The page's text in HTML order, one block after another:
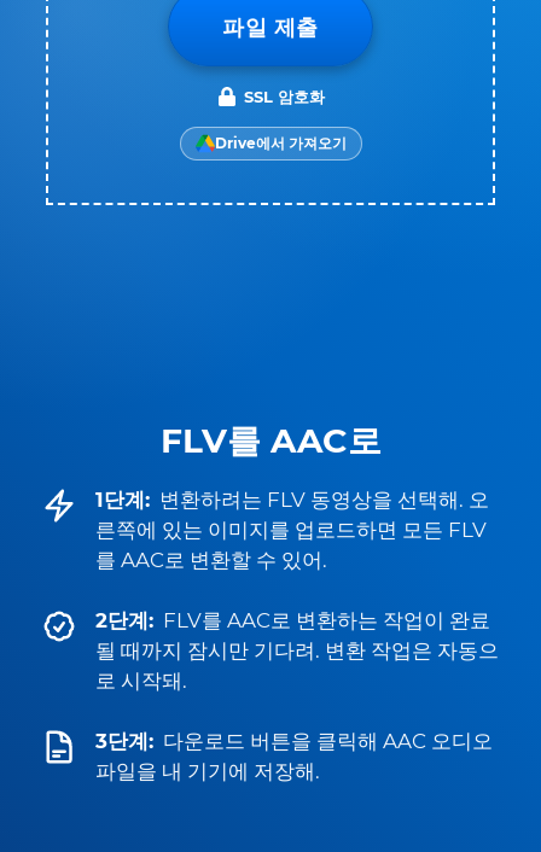
FLV를 AAC로
1단계: 변환하려는 FLV 동영상을 선택해. 오
른쪽에 있는 이미지를 업로드하면 모든 FLV
를 AAC로 변환할 수 있어.
2단계: FLV를 AAC로 변환하는 작업이 완료
될 때까지 잠시만 기다려. 변환 작업은 자동으
로 시작돼.
3단계: 다운로드 버튼을 클릭해 AAC 오디오
파일을 내 기기에 저장해.
파일 제출
SSL 암호화
Drive에서 가져오기